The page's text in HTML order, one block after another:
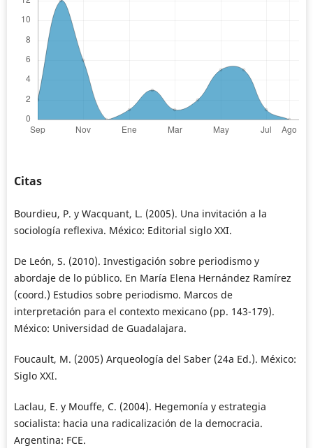
Citas
Bourdieu, P. y Wacquant, L. (2005). Una invitación a la
sociología reflexiva. México: Editorial siglo XXI.
De León, S. (2010). Investigación sobre periodismo y
abordaje de lo público. En María Elena Hernández Ramírez
(coord.) Estudios sobre periodismo. Marcos de
interpretación para el contexto mexicano (pp. 143-179).
México: Universidad de Guadalajara.
Foucault, M. (2005) Arqueología del Saber (24a Ed.). México:
Siglo XXI.
Laclau, E. y Mouffe, C. (2004). Hegemonía y estrategia
socialista: hacia una radicalización de la democracia.
Argentina: FCE.